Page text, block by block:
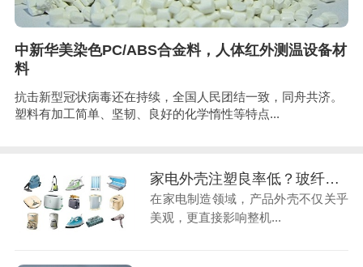
中新华美染色PC/ABS合金料，人体红外测温设备材
料
抗击新型冠状病毒还在持续，全国人民团结一致，同舟共济。
塑料有加工简单、坚韧、良好的化学惰性等特点...
家电外壳注塑良率低？玻纤增强尼龙助您突破品质瓶颈
在家电制造领域，产品外壳不仅关乎
美观，更直接影响整机...